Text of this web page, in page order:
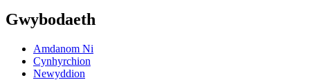
Gwybodaeth
Amdanom Ni
Cynhyrchion
Newyddion